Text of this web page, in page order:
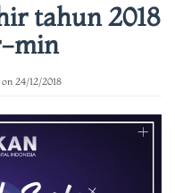
tahun 2018
min
on 24/12/2018